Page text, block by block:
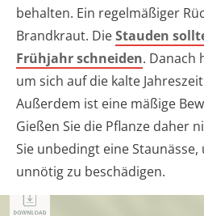
behalten. Ein regelmäßiger
Brandkraut. DieStauden
Frühjahr schneiden. Danach
um sich auf die kalte
Außerdem ist eine mäßige
Gießen Sie die Pflanze daher
Sie unbedingt eine
unnötig zu beschädigen.